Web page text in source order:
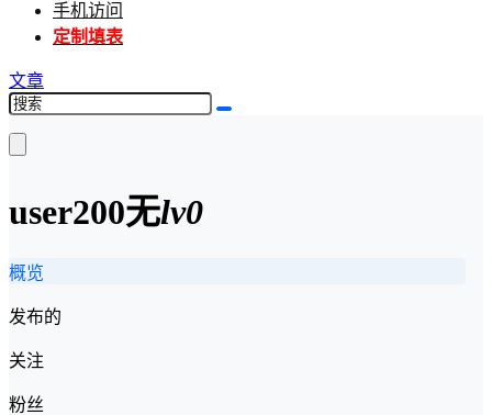
手机访问
定制填表
文章
user200无lv0
概览
发布的
关注
粉丝